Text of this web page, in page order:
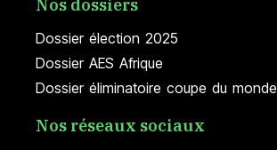
Dossier élection 2025
Dossier AES Afrique
Dossier éliminatoire coupe du monde
Nos dossiers
Nos réseaux sociaux